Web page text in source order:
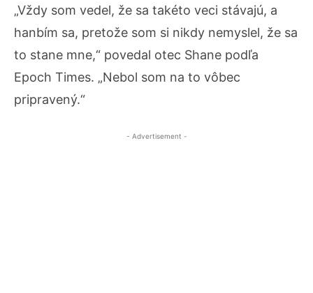
„Vždy som vedel, že sa takéto veci stávajú, a
hanbím sa, pretože som si nikdy nemyslel, že sa
to stane mne,“ povedal otec Shane podľa
Epoch Times. „Nebol som na to vôbec
pripravený.“
- Advertisement -